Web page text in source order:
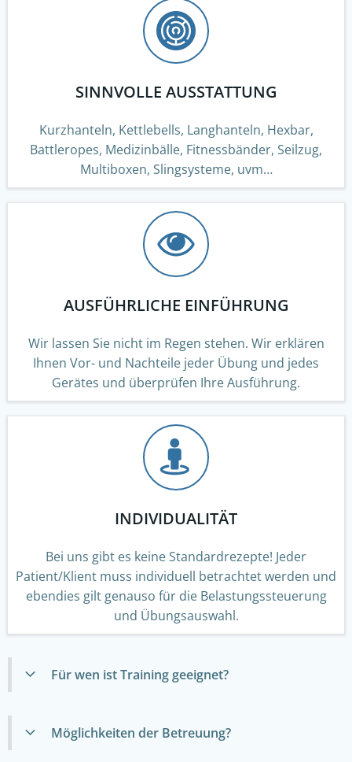
SINNVOLLE AUSSTATTUNG
Kurzhanteln, Kettlebells, Langhanteln, Hexbar,
Battleropes, Medizinbälle, Fitnessbänder, Seilzug,
Multiboxen, Slingsysteme, uvm…
AUSFÜHRLICHE EINFÜHRUNG
Wir lassen Sie nicht im Regen stehen. Wir erklären
Ihnen Vor- und Nachteile jeder Übung und jedes
Gerätes und überprüfen Ihre Ausführung.
INDIVIDUALITÄT
Bei uns gibt es keine Standardrezepte! Jeder
Patient/Klient muss individuell betrachtet werden und
ebendies gilt genauso für die Belastungssteuerung
und Übungsauswahl.
Für wen ist Training geeignet?
Möglichkeiten der Betreuung?